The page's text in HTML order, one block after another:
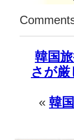
韓国
さが
« 韓